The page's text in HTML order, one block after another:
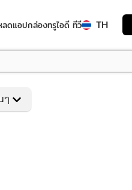
ลดแอปกล่องทรูไอดี ทีวี TH
ๆ